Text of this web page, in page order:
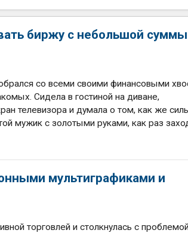
биржу с небольшой суммы
со всеми своими финансовыми
Сидела в гостиной на диване,
телевизора и думала о том, как же
мужик с золотыми руками, как раз
мультиграфиками и
торговлей и столкнулась с